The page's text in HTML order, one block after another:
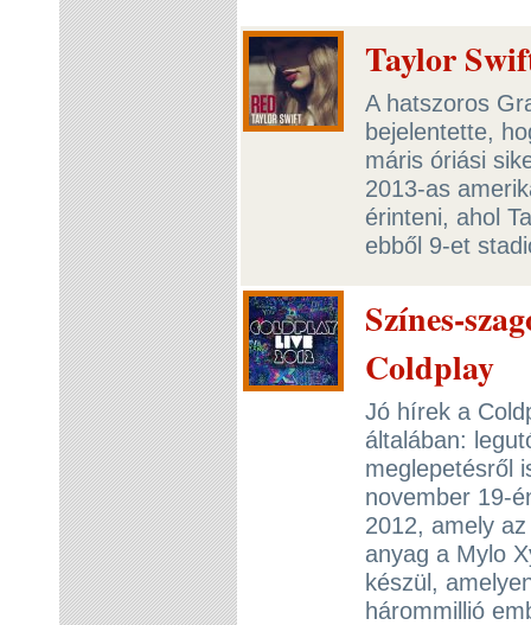
Taylor
A hatszoros
bejelentette,
máris óriási
2013-as
érinteni, ahol
ebből 9-et
Színes-
Coldplay
Jó hírek a
általában:
meglepetésről
november 19-
2012, amely
anyag a Mylo
készül,
hárommillió